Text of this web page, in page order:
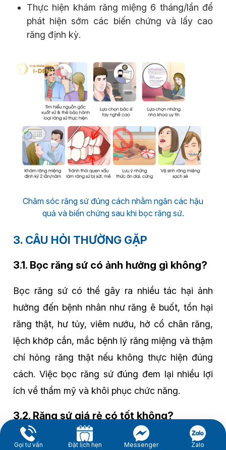
Gọi tư vấn Đặt lịch hẹn Messenger Zalo
Thực hiện khám răng miệng 6 tháng/lần để
phát hiện sớm các biến chứng và lấy cao
răng định kỳ.
Chăm sóc răng sứ đúng cách nhằm ngăn các hậu
quả và biến chứng sau khi bọc răng sứ.
3. CÂU HỎI THƯỜNG GẶP
3.1. Bọc răng sứ có ảnh hưởng gì không?
Bọc răng sứ có thể gây ra nhiều tác hại ảnh
hưởng đến bệnh nhân như răng ê buốt, tổn hại
răng thật, hư tủy, viêm nướu, hở cổ chân răng,
lệch khớp cắn, mắc bệnh lý răng miệng và thậm
chí hỏng răng thật nếu không thực hiện đúng
cách. Việc bọc răng sứ đúng đem lại nhiều lợi
ích về thẩm mỹ và khôi phục chức năng.
3.2. Răng sứ giá rẻ có tốt không?
Răng sứ giá rẻ không tốt và gây ra nhiều rủi ro